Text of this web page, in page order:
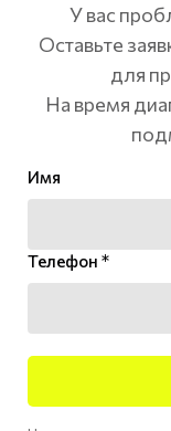
У вас
Оставьте
для
На время
Имя
Телефон *